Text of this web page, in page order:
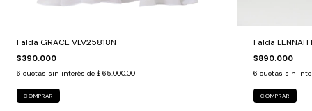
Falda GRACE VLV25818N
$390.000
6 cuotas sin interés de $ 65.000,00
COMPRAR
Falda LENNAH
$890.000
6 cuotas sin
COMPRAR